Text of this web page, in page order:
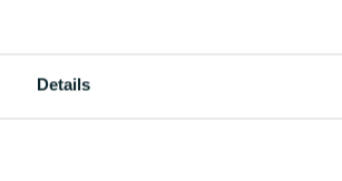
Details
binnen
en GIT zijn
vlot uit in